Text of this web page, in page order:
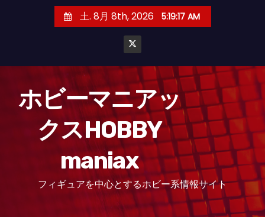
土. 8月 8th, 2026 5:19:18 AM
ホビーマニアッ
クスHOBBY
maniax
フィギュアを中心とするホビー系情報サイト